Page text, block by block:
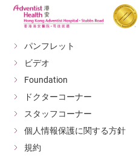
パンフレット
ビデオ
Foundation
ドクターコーナー
スタッフコーナー
個人情報保護に関する方針
規約